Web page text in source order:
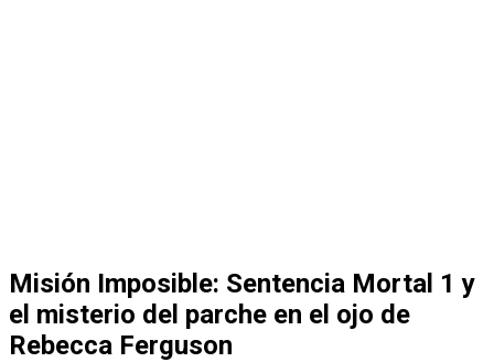
Misión Imposible: Sentencia Mortal 1 y
el misterio del parche en el ojo de
Rebecca Ferguson